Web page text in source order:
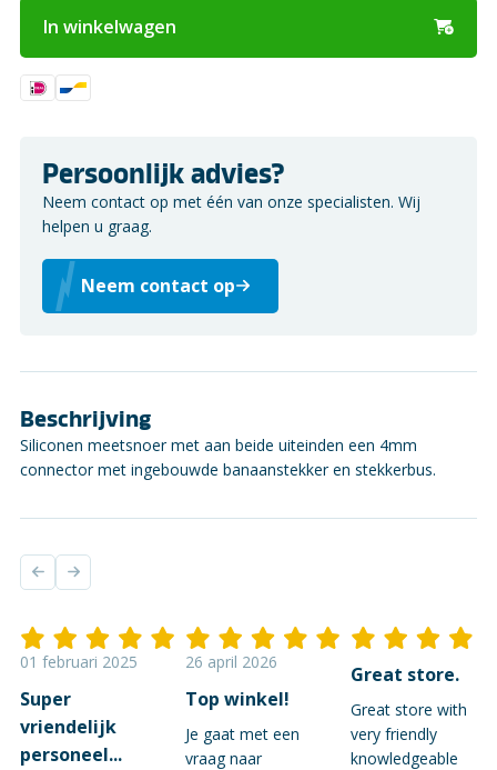
In winkelwagen
Persoonlijk advies?
Neem contact op met één van onze specialisten. Wij
helpen u graag.
Neem contact op
Beschrijving
Siliconen meetsnoer met aan beide uiteinden een 4mm
connector met ingebouwde banaanstekker en stekkerbus.
01 februari 2025
Super
vriendelijk
personeel...
26 april 2026
Top winkel!
Je gaat met een
vraag naar
Great store.
Great store with
very friendly
knowledgeable